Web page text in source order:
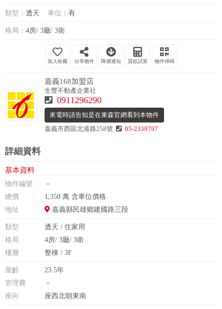
類型： 透天 車位： 有
格局： 4房/ 3廳/ 3衛
分享物件 降價通知 貸款試算 物件掃碼
嘉義168加盟店
生豐不動產企業社
0911296290
來電時請告知是在東森官網看到本物件
嘉義市西區北港路258號
05-2339797
詳細資料
基本資料
物件編號
－
總價
1,350 萬 含車位價格
地址
嘉義縣民雄鄉建國路三段
類型
透天 / 住家用
格局
4房/ 3廳/ 3衛
樓層
整棟 / 3F
屋齡
23.5年
管理費
－
座向
座西北朝東南